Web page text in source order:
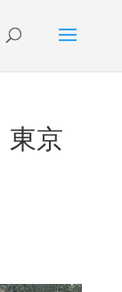
東京